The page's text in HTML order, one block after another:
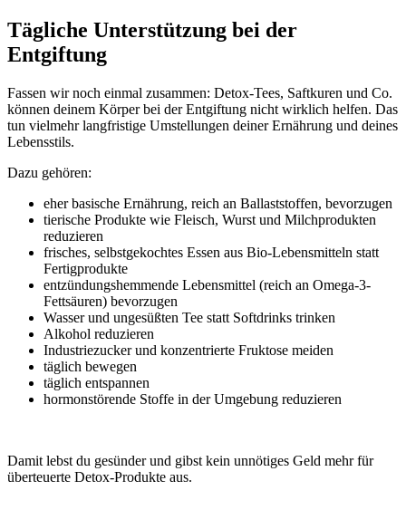
Tägliche Unterstützung bei der
Entgiftung
Fassen wir noch einmal zusammen: Detox-Tees, Saftkuren und Co.
können deinem Körper bei der Entgiftung nicht wirklich helfen. Das
tun vielmehr langfristige Umstellungen deiner Ernährung und deines
Lebensstils.
Dazu gehören:
eher basische Ernährung, reich an Ballaststoffen, bevorzugen
tierische Produkte wie Fleisch, Wurst und Milchprodukten
reduzieren
frisches, selbstgekochtes Essen aus Bio-Lebensmitteln statt
Fertigprodukte
entzündungshemmende Lebensmittel (reich an Omega-3-
Fettsäuren) bevorzugen
Wasser und ungesüßten Tee statt Softdrinks trinken
Alkohol reduzieren
Industriezucker und konzentrierte Fruktose meiden
täglich bewegen
täglich entspannen
hormonstörende Stoffe in der Umgebung reduzieren
Damit lebst du gesünder und gibst kein unnötiges Geld mehr für
überteuerte Detox-Produkte aus.